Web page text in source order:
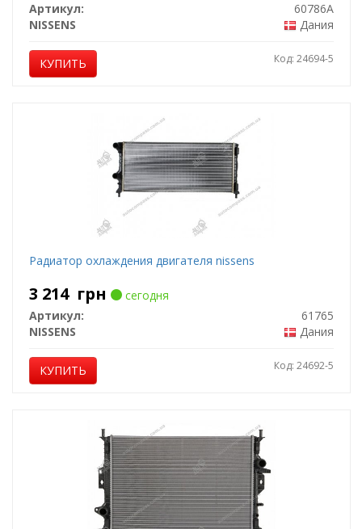
Артикул:
60786A
NISSENS
Дания
КУПИТЬ Код: 24694-5
Радиатор охлаждения двигателя nissens
3 214 грн
сегодня
Артикул:
61765
NISSENS
Дания
КУПИТЬ Код: 24692-5